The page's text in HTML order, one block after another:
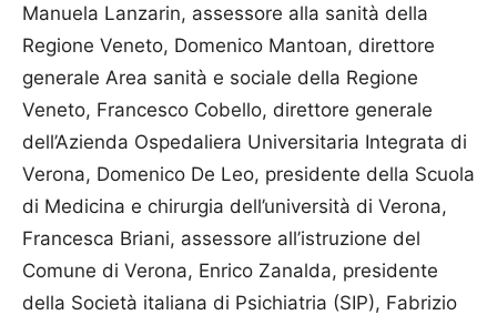
Manuela Lanzarin, assessore alla sanità della
Regione Veneto, Domenico Mantoan, direttore
generale Area sanità e sociale della Regione
Veneto, Francesco Cobello, direttore generale
dell’Azienda Ospedaliera Universitaria Integrata di
Verona, Do­menico De Leo, presidente della Scuola
di Medicina e chirurgia dell’università di Verona,
Francesca Briani, assessore all’istruzione del
Comune di Verona, Enrico Zanalda, presidente
della Società italiana di Psichiatria (SIP), Fabrizio